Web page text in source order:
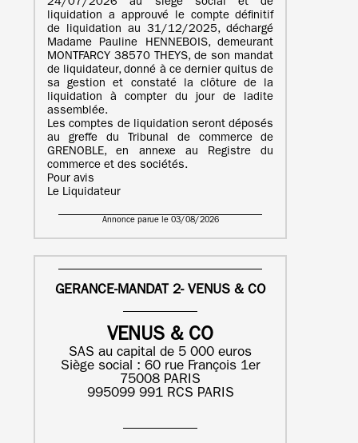
24/07/2026 au siège social et de
liquidation a approuvé le compte définitif
de liquidation au 31/12/2025, déchargé
Madame Pauline HENNEBOIS, demeurant
MONTFARCY 38570 THEYS, de son mandat
de liquidateur, donné à ce dernier quitus de
sa gestion et constaté la clôture de la
liquidation à compter du jour de ladite
assemblée.
Les comptes de liquidation seront déposés
au greffe du Tribunal de commerce de
GRENOBLE, en annexe au Registre du
commerce et des sociétés.
Pour avis
Le Liquidateur
Annonce parue le 03/08/2026
GERANCE-MANDAT 2- VENUS & CO
VENUS & CO
SAS au capital de 5 000 euros
Siège social : 60 rue François 1er
75008 PARIS
995099 991 RCS PARIS